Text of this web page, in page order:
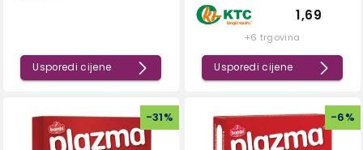
Usporedi cijene
1,69
+6 trgovina
Usporedi cijene
-31% -6%